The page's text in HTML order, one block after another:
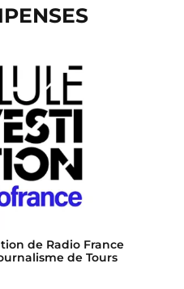
de Radio France
de Tours